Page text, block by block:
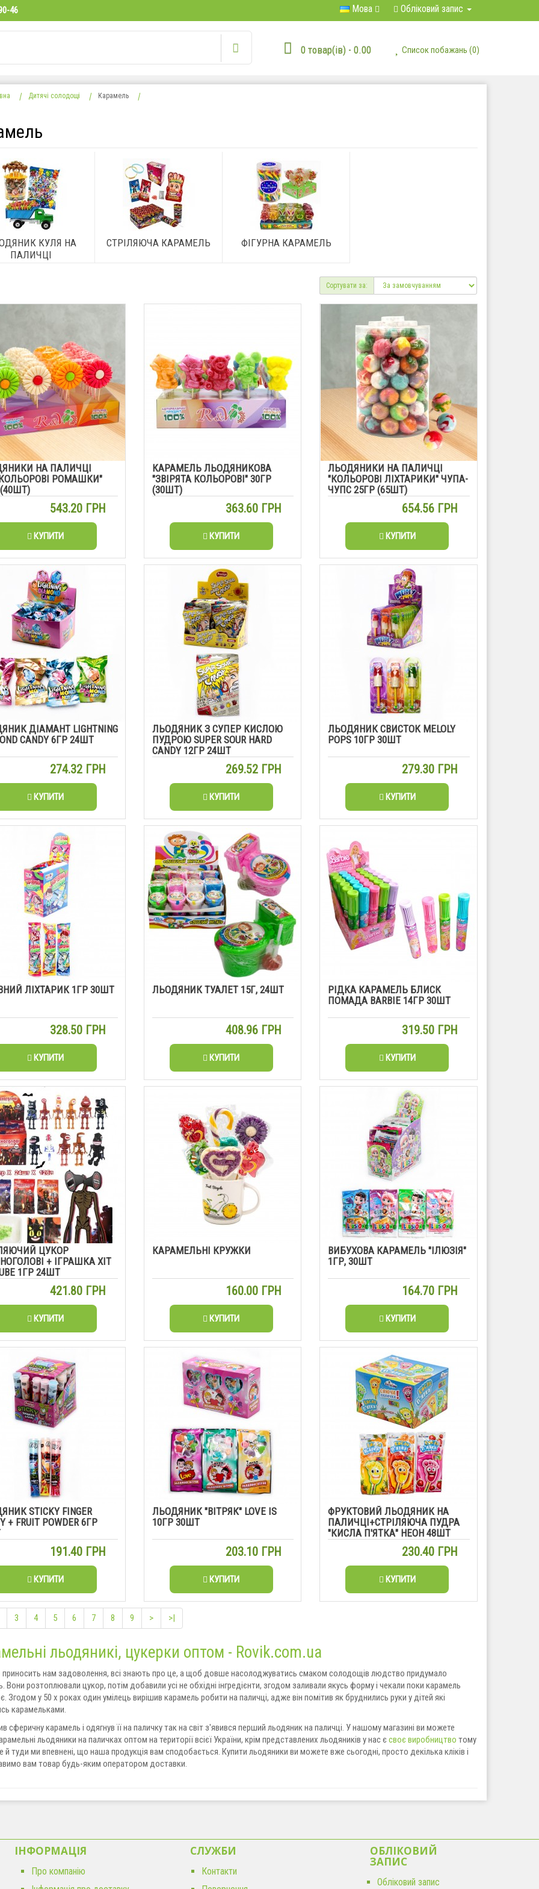
46 Мова Обліковий запис
0 товар(ів) - 0.00 Список побажань (0)
Дитячі солодощі Карамель
КУЛЯ НА
ПАЛИЧЦІ
СТРІЛЯЮЧА КАРАМЕЛЬ ФІГУРНА КАРАМЕЛЬ
Сортувати за:
НА ПАЛИЧЦІ
РОМАШКИ"
543.20 ГРН
КУПИТИ
КАРАМЕЛЬ ЛЬОДЯНИКОВА
"ЗВІРЯТА КОЛЬОРОВІ" 30ГР
(30ШТ)
363.60 ГРН
КУПИТИ
ЛЬОДЯНИКИ НА ПАЛИЧЦІ
"КОЛЬОРОВІ ЛІХТАРИКИ" ЧУПА-
ЧУПС 25ГР (65ШТ)
654.56 ГРН
КУПИТИ
ДІАМАНТ LIGHTNING
CANDY 6ГР 24ШТ
274.32 ГРН
КУПИТИ
ЛЬОДЯНИК З СУПЕР КИСЛОЮ
ПУДРОЮ SUPER SOUR HARD
CANDY 12ГР 24ШТ
269.52 ГРН
КУПИТИ
ЛЬОДЯНИК СВИСТОК MELOLY
POPS 10ГР 30ШТ
279.30 ГРН
КУПИТИ
ЛІХТАРИК 1ГР 30ШТ
328.50 ГРН
КУПИТИ
ЛЬОДЯНИК ТУАЛЕТ 15Г, 24ШТ
408.96 ГРН
КУПИТИ
РІДКА КАРАМЕЛЬ БЛИСК
ПОМАДА BARBIE 14ГР 30ШТ
319.50 ГРН
КУПИТИ
ЦУКОР
+ ІГРАШКА ХІТ
1ГР 24ШТ
421.80 ГРН
КУПИТИ
КАРАМЕЛЬНІ КРУЖКИ
160.00 ГРН
КУПИТИ
ВИБУХОВА КАРАМЕЛЬ "ІЛЮЗІЯ"
1ГР, 30ШТ
164.70 ГРН
КУПИТИ
STICKY FINGER
+ FRUIT POWDER 6ГР
191.40 ГРН
КУПИТИ
ЛЬОДЯНИК "ВІТРЯК" LOVE IS
10ГР 30ШТ
203.10 ГРН
КУПИТИ
ФРУКТОВИЙ ЛЬОДЯНИК НА
ПАЛИЧЦІ+СТРІЛЯЮЧА ПУДРА
"КИСЛА П'ЯТКА" НЕОН 48ШТ
230.40 ГРН
КУПИТИ
3 4 5 6 7 8 9 > >|
льодяникі, цукерки оптом - Rovik.com.ua
нам задоволення, всі знають про це, а щоб довше насолоджуватись смаком солодощів людство придумало
Вони розтоплювали цукор, потім добавили усі не обхідні інгредієнти, згодом заливали якусь форму і чекали поки карамель
Згодом у 50 х роках один умілець вирішив карамель робити на паличці, адже він помітив як бруднились руки у дітей які
карамельками.
сферичну карамель і одягнув її на паличку так на світ з'явився перший льодяник на паличці. У нашому магазині ви можете
льодяники на паличках оптом на території всієї України, крім представлених льодяників у нас єсвоє виробництво тому
й туди ми впевнені, що наша продукція вам сподобається. Купити льодяники ви можете вже сьогодні, просто декілька кліків і
вам товар будь-яким оператором доставки.
ІНФОРМАЦІЯ
Про компанію
CЛУЖБИ
Контакти
ОБЛІКОВИЙ
ЗАПИС
Обліковий запис